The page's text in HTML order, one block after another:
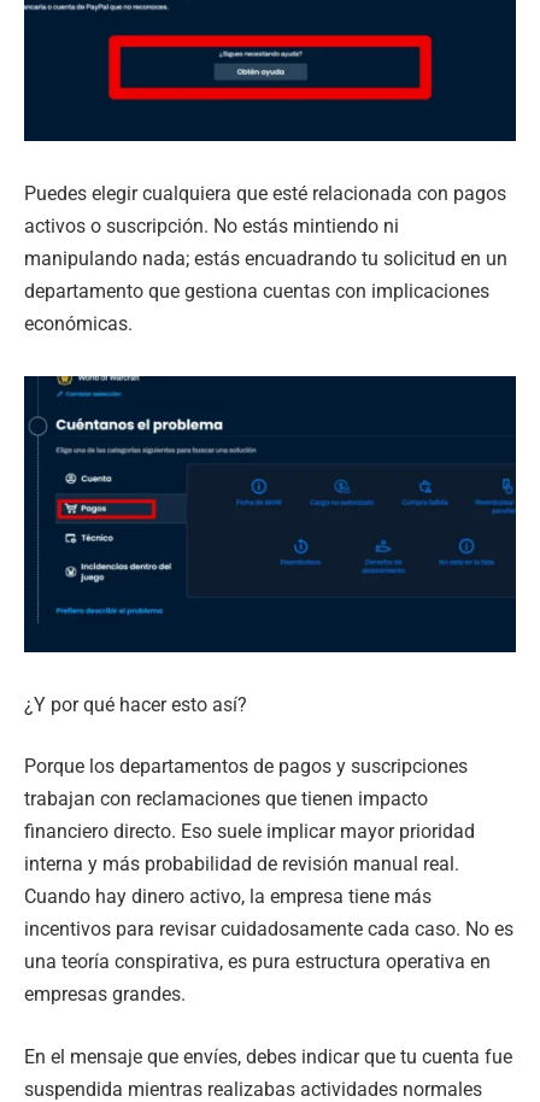
Puedes elegir cualquiera que esté relacionada con pagos
activos o suscripción. No estás mintiendo ni
manipulando nada; estás encuadrando tu solicitud en un
departamento que gestiona cuentas con implicaciones
económicas.
¿Y por qué hacer esto así?
Porque los departamentos de pagos y suscripciones
trabajan con reclamaciones que tienen impacto
financiero directo. Eso suele implicar mayor prioridad
interna y más probabilidad de revisión manual real.
Cuando hay dinero activo, la empresa tiene más
incentivos para revisar cuidadosamente cada caso. No es
una teoría conspirativa, es pura estructura operativa en
empresas grandes.
En el mensaje que envíes, debes indicar que tu cuenta fue
suspendida mientras realizabas actividades normales